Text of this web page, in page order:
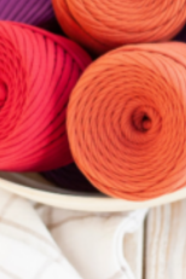
Wygoda
kształt,
Prosty montaż
handmade.
Dodaj do swojej
ale również
drewniane uszy